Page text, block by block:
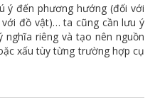
ý đến phương hướng (đối với
đồ vật)… ta cũng cần lưu ý
nghĩa riêng và tạo nên nguồn
xấu tùy từng trường hợp cụ